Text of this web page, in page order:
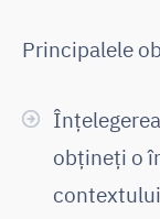
Principalele
obțineți o